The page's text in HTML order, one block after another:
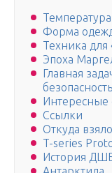
Форма
Техника для
Эпоха
Главная
Интересные
Ссылки
Откуда
T-series
История